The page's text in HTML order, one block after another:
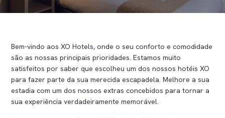
Bem-vindo aos XO Hotels, onde o seu conforto e comodidade
são as nossas principais prioridades. Estamos muito
satisfeitos por saber que escolheu um dos nossos hotéis XO
para fazer parte da sua merecida escapadela. Melhore a sua
estadia com um dos nossos extras concebidos para tornar a
sua experiência verdadeiramente memorável.